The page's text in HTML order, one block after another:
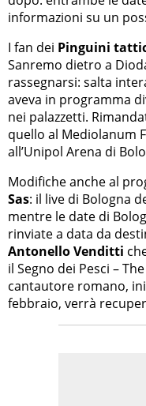
informazioni su un
I fan dei Pinguini
Sanremo dietro a
rassegnarsi: salta
aveva in programma
nei palazzetti.
quello al Mediolanum
all’Unipol Arena di
Modifiche anche al
Sas: il live di Bologna
mentre le date di
rinviate a data da
Antonello Venditti
il Segno dei Pesci –
cantautore romano,
febbraio, verrà